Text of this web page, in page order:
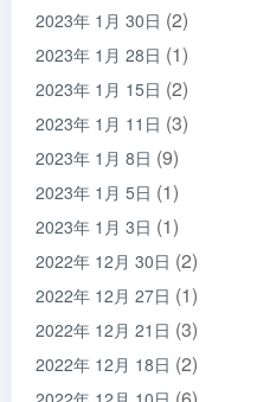
2023年 1月 30日 (2)
2023年 1月 28日 (1)
2023年 1月 15日 (2)
2023年 1月 11日 (3)
2023年 1月 8日 (9)
2023年 1月 5日 (1)
2023年 1月 3日 (1)
2022年 12月 30日 (2)
2022年 12月 27日 (1)
2022年 12月 21日 (3)
2022年 12月 18日 (2)